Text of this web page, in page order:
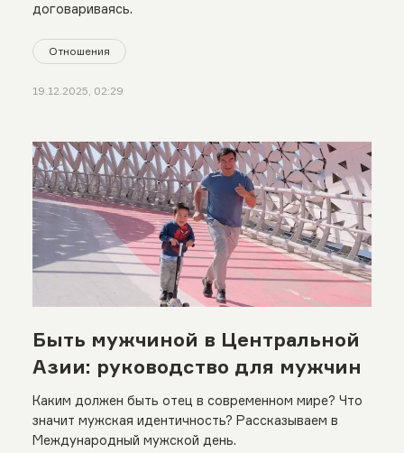
договариваясь.
Отношения
19.12.2025, 02:29
Быть мужчиной в Центральной
Азии: руководство для мужчин
Каким должен быть отец в современном мире? Что
значит мужская идентичность? Рассказываем в
Международный мужской день.